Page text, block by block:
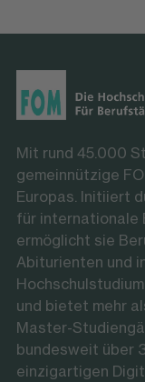
Mit rund 45.000
gemeinnützige
Europas. Initiiert
für internationale
ermöglicht sie
Abiturienten und
und bietet mehr
Master-
bundesweit über
einzigartigen